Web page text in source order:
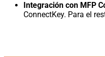
Integración con MFP
ConnectKey. Para el